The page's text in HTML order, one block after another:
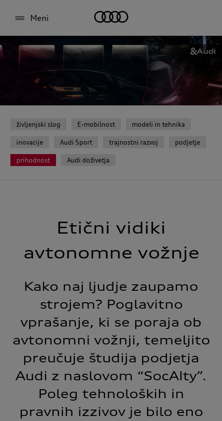
Meni
življenjski slog E-mobilnost modeli in tehnika
inovacije Audi Sport trajnostni razvoj podjetje
prihodnost Audi doživetja
Etični vidiki
avtonomne vožnje
Kako naj ljudje zaupamo
strojem? Poglavitno
vprašanje, ki se poraja ob
avtonomni vožnji, temeljito
preučuje študija podjetja
Audi z naslovom “SocAIty”.
Poleg tehnoloških in
pravnih izzivov je bilo eno